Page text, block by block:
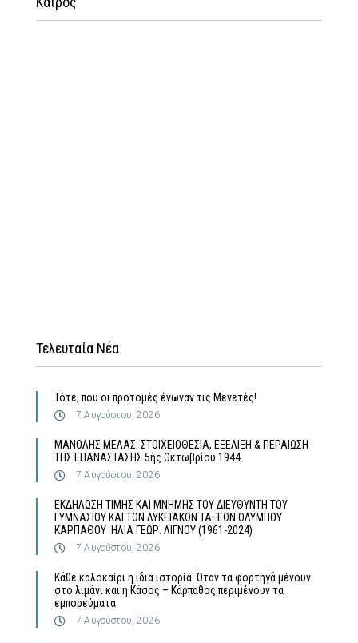
Τελευταία Νέα
Τότε, που οι προτομές ένωναν τις Μενετές!
7 Αυγούστου, 2026
MΑΝΟΛΗΣ ΜΕΛΑΣ: ΣΤΟΙΧΕΙΟΘΕΣΙΑ, ΕΞΕΛΙΞΗ & ΠΕΡΑΙΩΣΗ
ΤΗΣ ΕΠΑΝΑΣΤΑΣΗΣ 5ης Οκτωβρίου 1944
7 Αυγούστου, 2026
ΕΚΔΗΛΩΣΗ ΤΙΜΗΣ ΚΑΙ ΜΝΗΜΗΣ ΤΟΥ ΔΙΕΥΘΥΝΤΗ ΤΟΥ
ΓΥΜΝΑΣΙΟΥ ΚΑΙ ΤΩΝ ΛΥΚΕΙΑΚΩΝ ΤΑΞΕΩΝ ΟΛΥΜΠΟΥ
ΚΑΡΠΑΘΟΥ ΗΛΙΑ ΓΕΩΡ. ΛΙΓΝΟΥ (1961-2024)
7 Αυγούστου, 2026
Κάθε καλοκαίρι η ίδια ιστορία: Όταν τα φορτηγά μένουν
στο λιμάνι και η Κάσος – Κάρπαθος περιμένουν τα
εμπορεύματα
7 Αυγούστου, 2026